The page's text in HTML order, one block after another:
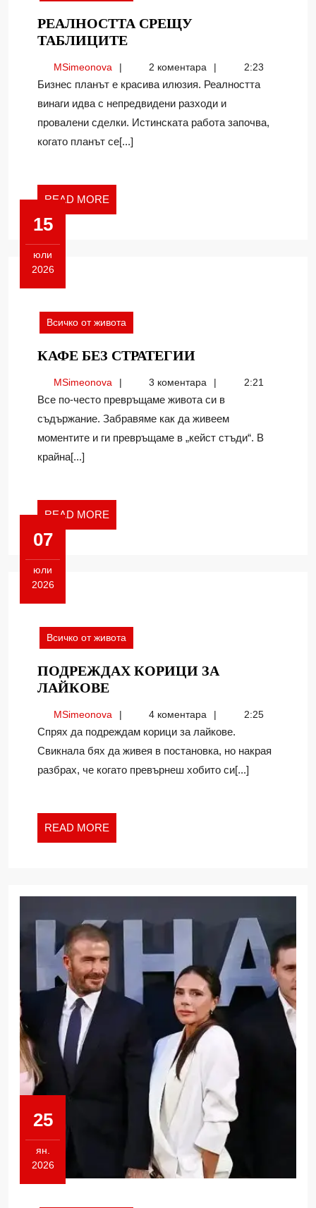
РЕАЛНОСТТА СРЕЩУ
ТАБЛИЦИТЕРЕАЛНОСТТА
ТАБЛИЦИТЕ
MSimeonovaMSimeonova2 коментара 2:23
Бизнес планът е красива илюзия. Реалността
винаги идва с непредвидени разходи и
провалени сделки. Истинската работа започва,
когато планът се[...]
READ MORE
MORE
15
юли
2026
Всичко от живота
КАФЕ БЕЗ СТРАТЕГИИКАФЕ
СТРАТЕГИИ
MSimeonovaMSimeonova3 коментара 2:21
Все по-често превръщаме живота си в
съдържание. Забравяме как да живеем
моментите и ги превръщаме в „кейст стъди“. В
крайна[...]
READ MORE
MORE
07
юли
2026
Всичко от живота
ПОДРЕЖДАХ КОРИЦИ ЗА
ЛАЙКОВЕПОДРЕЖДАХ
ЗА
ЛАЙКОВЕ
MSimeonovaMSimeonova4 коментара 2:25
Спрях да подреждам корици за лайкове.
Свикнала бях да живея в постановка, но накрая
разбрах, че когато превърнеш хобито си[...]
READ MORE
MORE
25
ян.
2026
25.01.2026